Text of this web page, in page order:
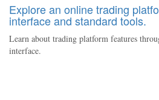
Explore an online trading
interface and standard tools.
Learn about trading platform features
interface.